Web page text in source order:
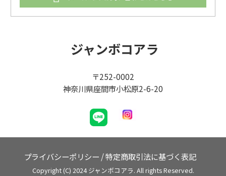
ジャンボコアラ
〒252-0002
神奈川県座間市小松原2-6-20
プライバシーポリシー /特定商取引法に基づく表記
Copyright (C) 2024 ジャンボコアラ. All rights Reserved.